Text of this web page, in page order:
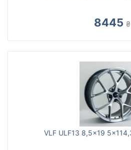
8445 ₴
VLF ULF13 8,5x19